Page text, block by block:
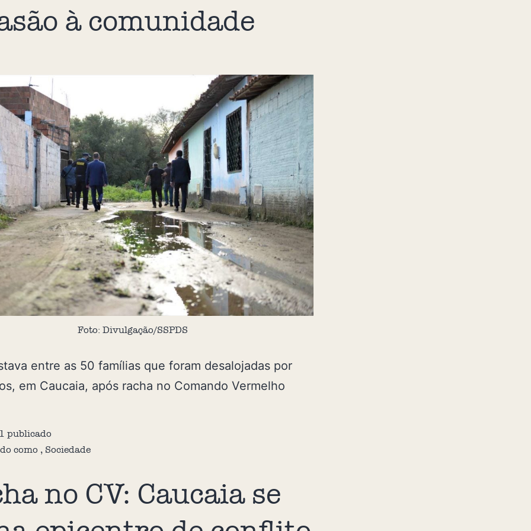
à comunidade
Foto: Divulgação/SSPDS
entre as 50 famílias que foram desalojadas por
em Caucaia, após racha no Comando Vermelho
publicado
como , Sociedade
no CV: Caucaia se